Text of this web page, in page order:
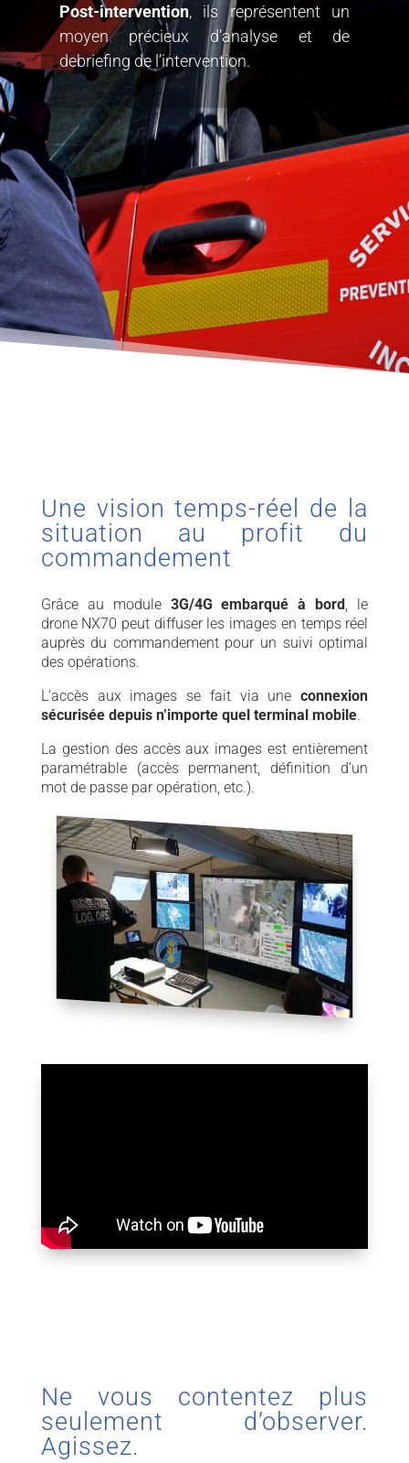
Post-intervention, ils représentent un
moyen précieux d’analyse et de
debriefing de l’intervention.
Une vision temps-réel de la
situation au profit du
commandement
Grâce au module 3G/4G embarqué à bord, le
drone NX70 peut diffuser les images en temps réel
auprès du commandement pour un suivi optimal
des opérations.
L’accès aux images se fait via uneconnexion
sécurisée depuis n’importe quel terminal mobile.
La gestion des accès aux images est entièrement
paramétrable (accès permanent, définition d’un
mot de passe par opération, etc.).
Ne vous contentez plus
seulement d’observer.
Agissez.